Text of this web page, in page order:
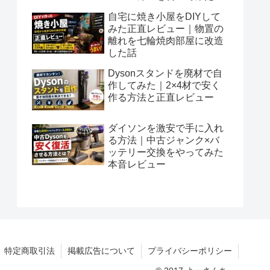
自宅に焼き小屋をDIYして
みた正直レビュー｜物置の
離れを七輪焼肉部屋に改造
した話
Dysonスタンドを廃材で自
作してみた｜2×4材で安く
作る方法と正直レビュー
ダイソンを激安で手に入れ
る方法｜中古ジャンク×バ
ッテリー交換をやってみた
本音レビュー
特定商取引法 掲載広告について プライバシーポリシー